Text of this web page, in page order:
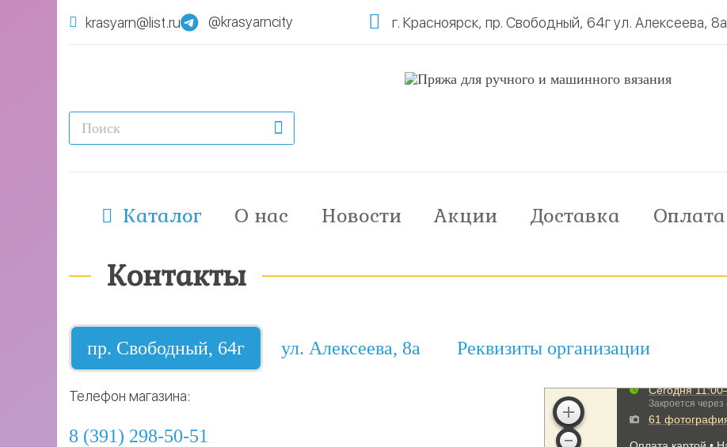
krasyarn@list.ru @krasyarncity г. Красноярск, пр. Свободный, 64г ул. Алексеева, 8а
Каталог О нас Новости Акции Доставка Оплата
Контакты
пр. Свободный, 64г ул. Алексеева, 8а Реквизиты организации
Телефон магазина:
8 (391) 298-50-51